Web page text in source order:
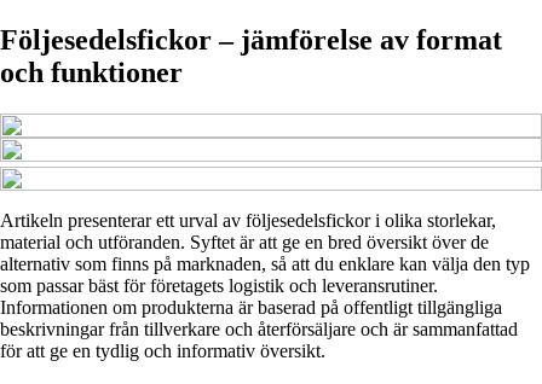
Följesedelsfickor – jämförelse av format
och funktioner
Artikeln presenterar ett urval av följesedelsfickor i olika storlekar,
material och utföranden. Syftet är att ge en bred översikt över de
alternativ som finns på marknaden, så att du enklare kan välja den typ
som passar bäst för företagets logistik och leveransrutiner.
Informationen om produkterna är baserad på offentligt tillgängliga
beskrivningar från tillverkare och återförsäljare och är sammanfattad
för att ge en tydlig och informativ översikt.